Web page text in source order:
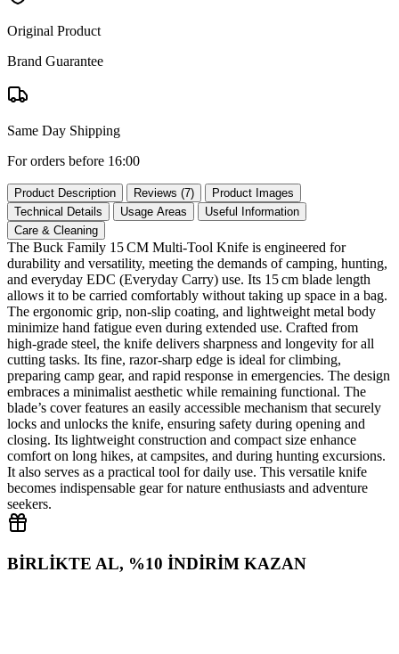
Original Product
Brand Guarantee
Same Day Shipping
For orders before 16:00
Product Description Reviews (7)
Product Images
Technical Details
Usage Areas
Useful Information
Care & Cleaning
The Buck Family 15 CM Multi‑Tool Knife is engineered for
durability and versatility, meeting the demands of camping, hunting,
and everyday EDC (Everyday Carry) use. Its 15 cm blade length
allows it to be carried comfortably without taking up space in a bag.
The ergonomic grip, non‑slip coating, and lightweight metal body
minimize hand fatigue even during extended use. Crafted from
high‑grade steel, the knife delivers sharpness and longevity for all
cutting tasks. Its fine, razor‑sharp edge is ideal for climbing,
preparing camp gear, and rapid response in emergencies. The design
embraces a minimalist aesthetic while remaining functional. The
blade’s cover features an easily accessible mechanism that securely
locks and unlocks the knife, ensuring safety during opening and
closing. Its lightweight construction and compact size enhance
comfort on long hikes, at campsites, and during hunting excursions.
It also serves as a practical tool for daily use. This versatile knife
becomes indispensable gear for nature enthusiasts and adventure
seekers.
BİRLİKTE AL, %10 İNDİRİM KAZAN